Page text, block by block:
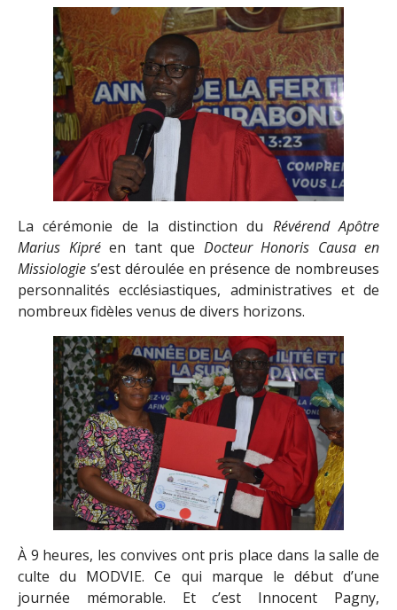
La cérémonie de la distinction du Révérend Apôtre
Marius Kipréen tant que Docteur Honoris Causa en
Missiologie s’est déroulée en présence de nombreuses
personnalités ecclésiastiques, administratives et de
nombreux fidèles venus de divers horizons.
À 9 heures, les convives ont pris place dans la salle de
culte du MODVIE. Ce qui marque le début d’une
journée mémorable. Et c’est Innocent Pagny,